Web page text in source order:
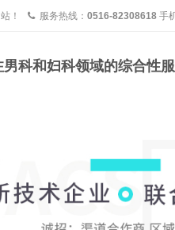
！ 服务热线： 0516-82308618手
男科和妇科领域的综合性